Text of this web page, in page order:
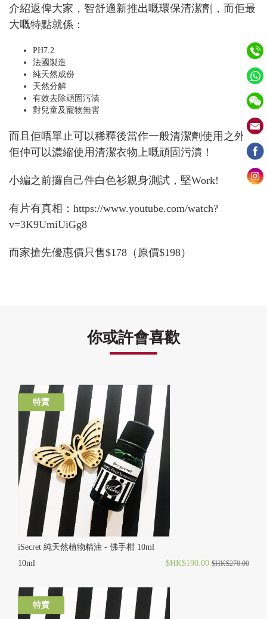
介紹返俾大家，智舒適新推出嘅環保清潔劑，而佢最
大嘅特點就係：
PH7.2
法國製造
純天然成份
天然分解
有效去除頑固污漬
對兒童及寵物無害
而且佢唔單止可以稀釋後當作一般清潔劑使用之外，
佢仲可以濃縮使用清潔衣物上嘅頑固污漬！
小編之前攞自己件白色衫親身測試，堅Work!
有片有真相：https://www.youtube.com/watch?
v=3K9UmiUiGg8
而家搶先優惠價只售$178（原價$198）
你或許會喜歡
iSecret 純天然植物精油 - 佛手柑 10ml
10ml
$HK$190.00 $HK$270.00
特賣
特賣